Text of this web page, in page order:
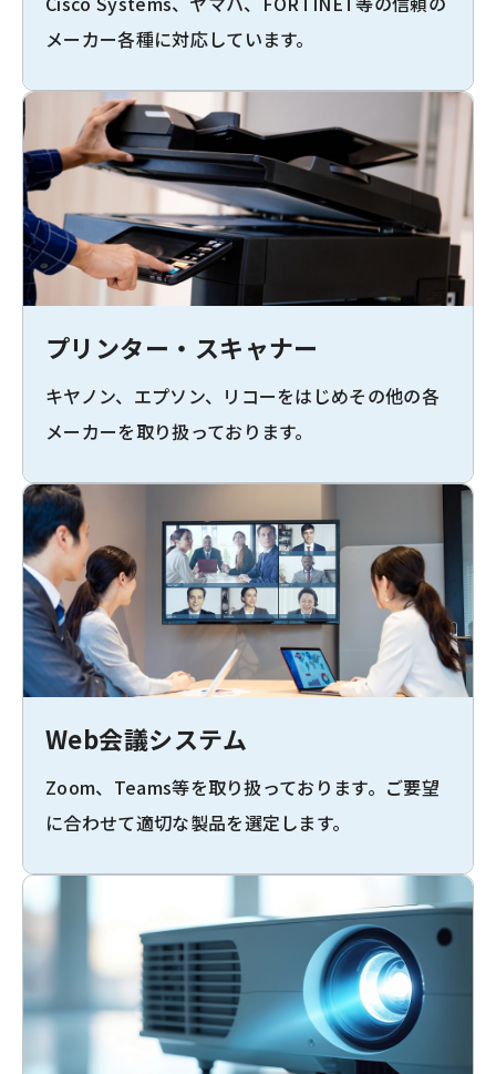
メーカー各種に対応しています。
プリンター・スキャナー
キヤノン、エプソン、リコーをはじめその他の各
メーカーを取り扱っております。
Web会議システム
Zoom、Teams等を取り扱っております。ご要望
に合わせて適切な製品を選定します。